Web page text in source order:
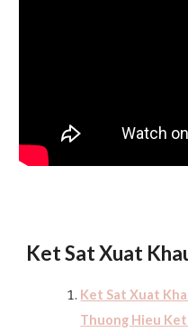
Ket Sat Xuat
Ket Sat Xuat
Thuong Hieu